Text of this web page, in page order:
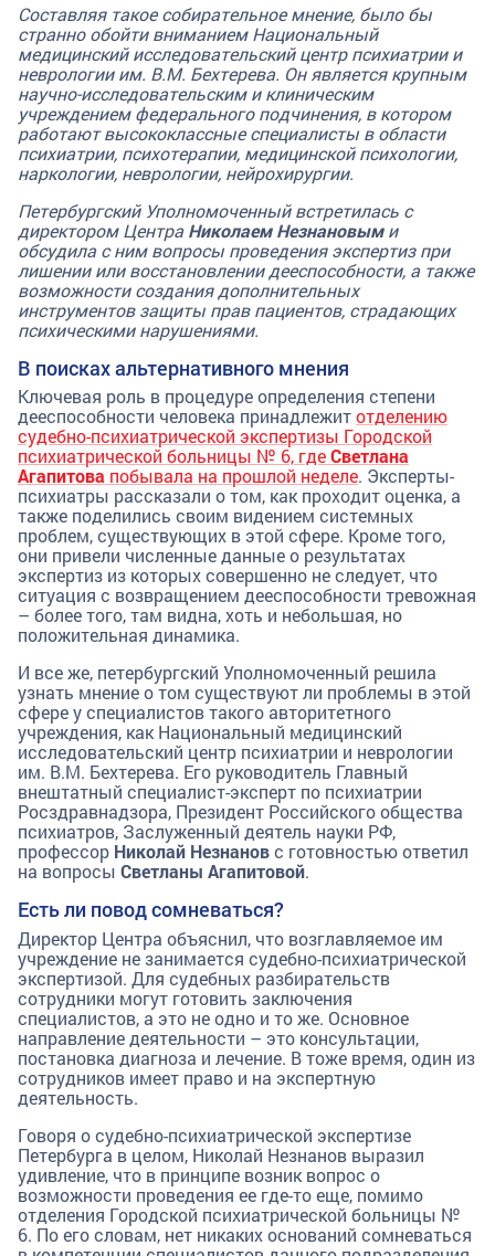
Составляя такое собирательное мнение, было бы
странно обойти вниманием Национальный
медицинский исследовательский центр психиатрии и
неврологии им. В.М. Бехтерева. Он является крупным
научно-исследовательским и клиническим
учреждением федерального подчинения, в котором
работают высококлассные специалисты в области
психиатрии, психотерапии, медицинской психологии,
наркологии, неврологии, нейрохирургии.
Петербургский Уполномоченный встретилась с
директором ЦентраНиколаем Незнановыми
обсудила с ним вопросы проведения экспертиз при
лишении или восстановлении дееспособности, а также
возможности создания дополнительных
инструментов защиты прав пациентов, страдающих
психическими нарушениями.
В поисках альтернативного мнения
Ключевая роль в процедуре определения степени
дееспособности человека принадлежитотделению
судебно-психиатрической экспертизы Городской
психиатрической больницы № 6, гдеСветлана
Агапитова побывала на прошлой неделе. Эксперты-
психиатры рассказали о том, как проходит оценка, а
также поделились своим видением системных
проблем, существующих в этой сфере. Кроме того,
они привели численные данные о результатах
экспертиз из которых совершенно не следует, что
ситуация с возвращением дееспособности тревожная
– более того, там видна, хоть и небольшая, но
положительная динамика.
И все же, петербургский Уполномоченный решила
узнать мнение о том существуют ли проблемы в этой
сфере у специалистов такого авторитетного
учреждения, как Национальный медицинский
исследовательский центр психиатрии и неврологии
им. В.М. Бехтерева. Его руководитель Главный
внештатный специалист-эксперт по психиатрии
Росздравнадзора, Президент Российского общества
психиатров, Заслуженный деятель науки РФ,
профессор Николай Незнановс готовностью ответил
на вопросы Светланы Агапитовой.
Есть ли повод сомневаться?
Директор Центра объяснил, что возглавляемое им
учреждение не занимается судебно-психиатрической
экспертизой. Для судебных разбирательств
сотрудники могут готовить заключения
специалистов, а это не одно и то же. Основное
направление деятельности – это консультации,
постановка диагноза и лечение. В тоже время, один из
сотрудников имеет право и на экспертную
деятельность.
Говоря о судебно-психиатрической экспертизе
Петербурга в целом, Николай Незнанов выразил
удивление, что в принципе возник вопрос о
возможности проведения ее где-то еще, помимо
отделения Городской психиатрической больницы №
6. По его словам, нет никаких оснований сомневаться